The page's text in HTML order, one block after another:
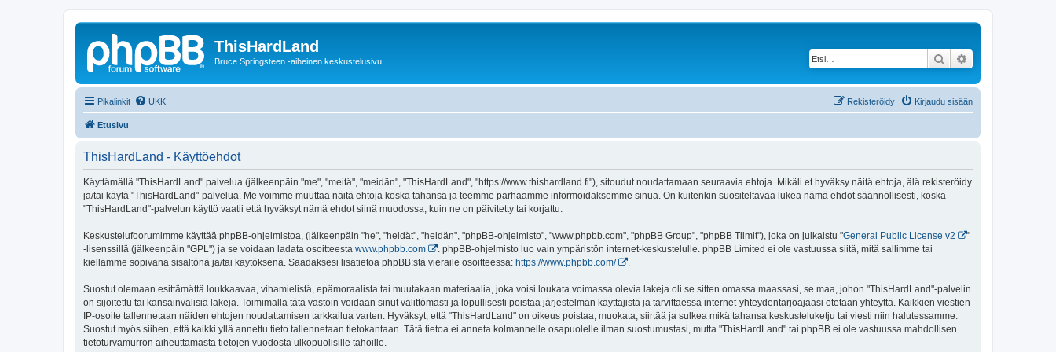
ThisHardLand
Bruce Springsteen -aiheinen keskustelusivu Etsi
Pikalinkit UKK Kirjaudu sisään
Rekisteröidy
Etusivu
ThisHardLand - Käyttöehdot
Käyttämällä "ThisHardLand" palvelua (jälkeenpäin "me", "meitä", "meidän", "ThisHardLand", "https://www.thishardland.fi"), sitoudut noudattamaan seuraavia ehtoja. Mikäli et hyväksy näitä ehtoja, älä rekisteröidy
ja/tai käytä "ThisHardLand"-palvelua. Me voimme muuttaa näitä ehtoja koska tahansa ja teemme parhaamme informoidaksemme sinua. On kuitenkin suositeltavaa lukea nämä ehdot säännöllisesti, koska
"ThisHardLand"-palvelun käyttö vaatii että hyväksyt nämä ehdot siinä muodossa, kuin ne on päivitetty tai korjattu.
Keskustelufoorumimme käyttää phpBB-ohjelmistoa, (jälkeenpäin "he", "heidät", "heidän", "phpBB-ohjelmisto", "www.phpbb.com", "phpBB Group", "phpBB Tiimit"), joka on julkaistu "General Public License v2
"
-lisenssillä (jälkeenpäin "GPL") ja se voidaan ladata osoitteesta www.phpbb.com
. phpBB-ohjelmisto luo vain ympäristön internet-keskustelulle. phpBB Limited ei ole vastuussa siitä, mitä sallimme tai
kiellämme sopivana sisältönä ja/tai käytöksenä. Saadaksesi lisätietoa phpBB:stä vieraile osoitteessa: https://www.phpbb.com/ .
Suostut olemaan esittämättä loukkaavaa, vihamielistä, epämoraalista tai muutakaan materiaalia, joka voisi loukata voimassa olevia lakeja oli se sitten omassa maassasi, se maa, johon "ThisHardLand"-palvelin
on sijoitettu tai kansainvälisiä lakeja. Toimimalla tätä vastoin voidaan sinut välittömästi ja lopullisesti poistaa järjestelmän käyttäjistä ja tarvittaessa internet-yhteydentarjoajaasi otetaan yhteyttä. Kaikkien viestien
IP-osoite tallennetaan näiden ehtojen noudattamisen tarkkailua varten. Hyväksyt, että "ThisHardLand" on oikeus poistaa, muokata, siirtää ja sulkea mikä tahansa keskusteluketju tai viesti niin halutessamme.
Suostut myös siihen, että kaikki yllä annettu tieto tallennetaan tietokantaan. Tätä tietoa ei anneta kolmannelle osapuolelle ilman suostumustasi, mutta "ThisHardLand" tai phpBB ei ole vastuussa mahdollisen
tietoturvamurron aiheuttamasta tietojen vuodosta ulkopuolisille tahoille.